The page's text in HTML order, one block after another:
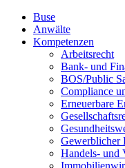
Buse
Anwälte
Kompetenzen
Arbeitsrecht
Bank- und
BOS/Public
Compliance
Erneuerbare
Gewerblicher
Handels- und